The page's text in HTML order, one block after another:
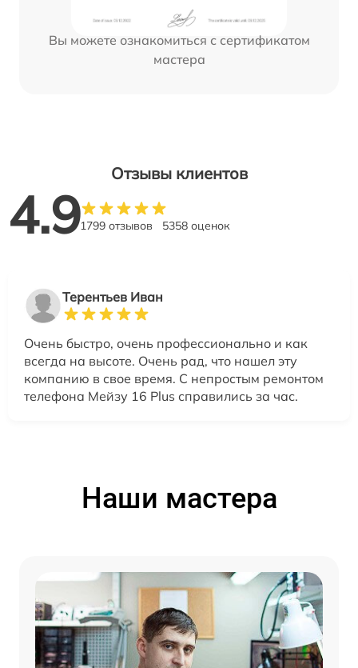
Вы можете ознакомиться с сертификатом
мастера
Отзывы клиентов
4.91799 отзывов 5358 оценок
Терентьев Иван
Очень быстро, очень профессионально и как
всегда на высоте. Очень рад, что нашел эту
компанию в свое время. С непростым ремонтом
телефона Мейзу 16 Plus справились за час.
Наши мастера